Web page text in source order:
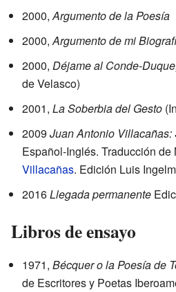
2000,Argumento de la Poesía
2000,Argumento de mi
2000, Déjame al Conde-
de Velasco)
2001, La Soberbia del Gesto
2009 Juan Antonio Villacañas:
Español-Inglés. Traducción de
Villacañas. Edición Luis
2016Llegada permanente
Libros de ensayo
1971, Bécquer o la Poesía de
de Escritores y Poetas